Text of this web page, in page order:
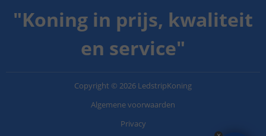
"Koning in prijs, kwaliteit
en service"
Copyright © 2026 LedstripKoning
Algemene voorwaarden
Privacy